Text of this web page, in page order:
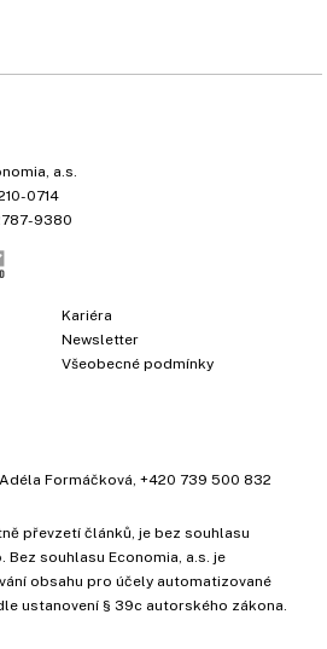
a.s.
0714
9380
Kariéra
Newsletter
Všeobecné podmínky
Adéla Formáčková +420 739 500 832
převzetí článků, je bez souhlasu
Bez souhlasu Economia, a.s. je
obsahu pro účely automatizované
ustanovení § 39c autorského zákona.